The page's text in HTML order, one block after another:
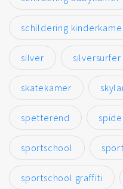
schildering
silver silversurfer
skatekamer
spetterend
sportschool
sportschool graffiti